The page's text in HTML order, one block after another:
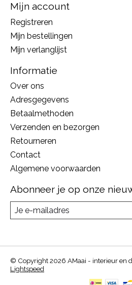
Mijn account
Registreren
Mijn bestellingen
Mijn verlanglijst
Informatie
Over ons
Adresgegevens
Betaalmethoden
Verzenden en bezorgen
Retourneren
Contact
Algemene voorwaarden
Abonneer je op onze
© Copyright 2026 AMaai - interieur en
Lightspeed